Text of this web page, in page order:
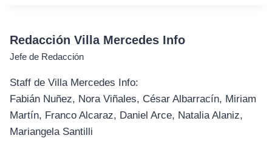
Redacción Villa Mercedes Info
Jefe de Redacción
Staff de Villa Mercedes Info:
Fabián Nuñez, Nora Viñales, César Albarracín, Miriam
Martín, Franco Alcaraz, Daniel Arce, Natalia Alaniz,
Mariangela Santilli